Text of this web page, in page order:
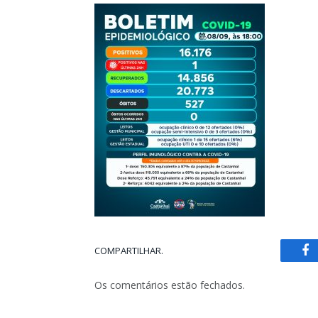
COMPARTILHAR.
Os comentários estão fechados.